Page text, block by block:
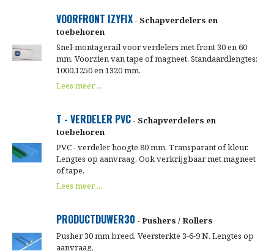
VOORFRONT IZYFIX- Schapverdelers en
toebehoren
Snel-montagerail voor verdelers met front 30 en 60
mm. Voorzien van tape of magneet. Standaardlengtes:
1000,1250 en 1320 mm.
Lees meer ...
T - VERDELER PVC- Schapverdelers en
toebehoren
PVC - verdeler hoogte 80 mm. Transparant of kleur.
Lengtes op aanvraag. Ook verkrijgbaar met magneet
of tape.
Lees meer ...
PRODUCTDUWER30 - Pushers / Rollers
Pusher 30 mm breed. Veersterkte 3-6-9 N. Lengtes op
aanvraag.